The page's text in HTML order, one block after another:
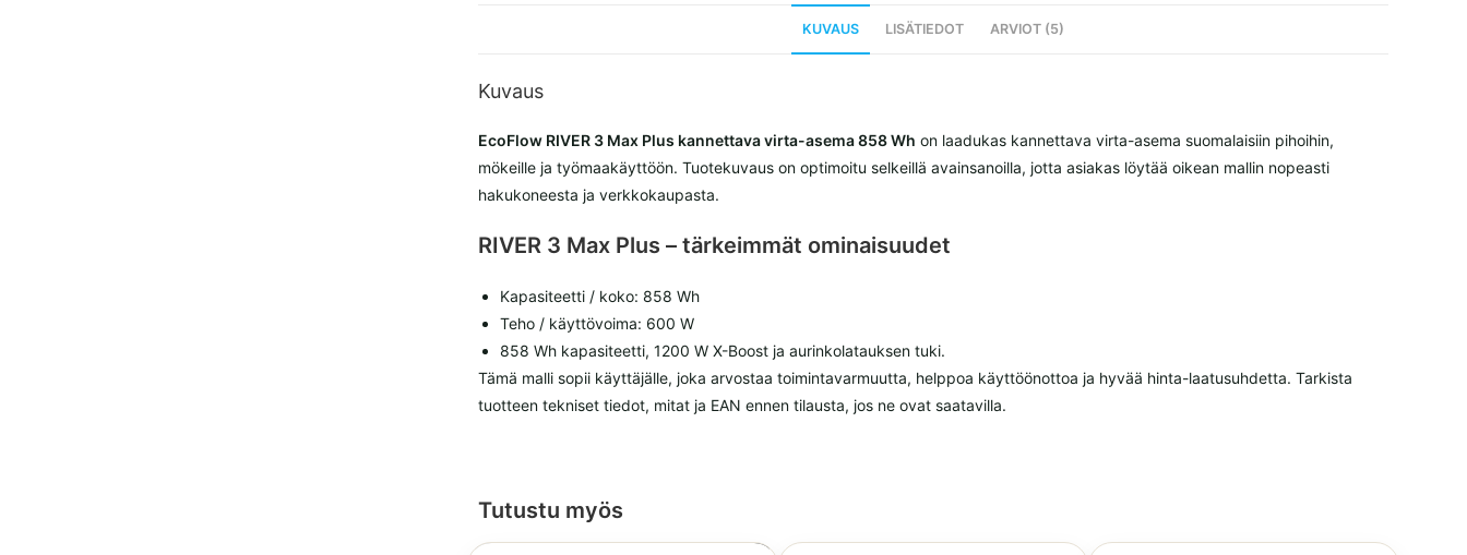
KUVAUS LISÄTIEDOT ARVIOT (5)
Kuvaus
EcoFlow RIVER 3 Max Plus kannettava virta-asema 858 Wh on laadukas kannettava virta-asema suomalaisiin pihoihin,
mökeille ja työmaakäyttöön. Tuotekuvaus on optimoitu selkeillä avainsanoilla, jotta asiakas löytää oikean mallin nopeasti
hakukoneesta ja verkkokaupasta.
RIVER 3 Max Plus – tärkeimmät ominaisuudet
Kapasiteetti / koko: 858 Wh
Teho / käyttövoima: 600 W
858 Wh kapasiteetti, 1200 W X-Boost ja aurinkolatauksen tuki.
Tämä malli sopii käyttäjälle, joka arvostaa toimintavarmuutta, helppoa käyttöönottoa ja hyvää hinta-laatusuhdetta. Tarkista
tuotteen tekniset tiedot, mitat ja EAN ennen tilausta, jos ne ovat saatavilla.
Tutustu myös